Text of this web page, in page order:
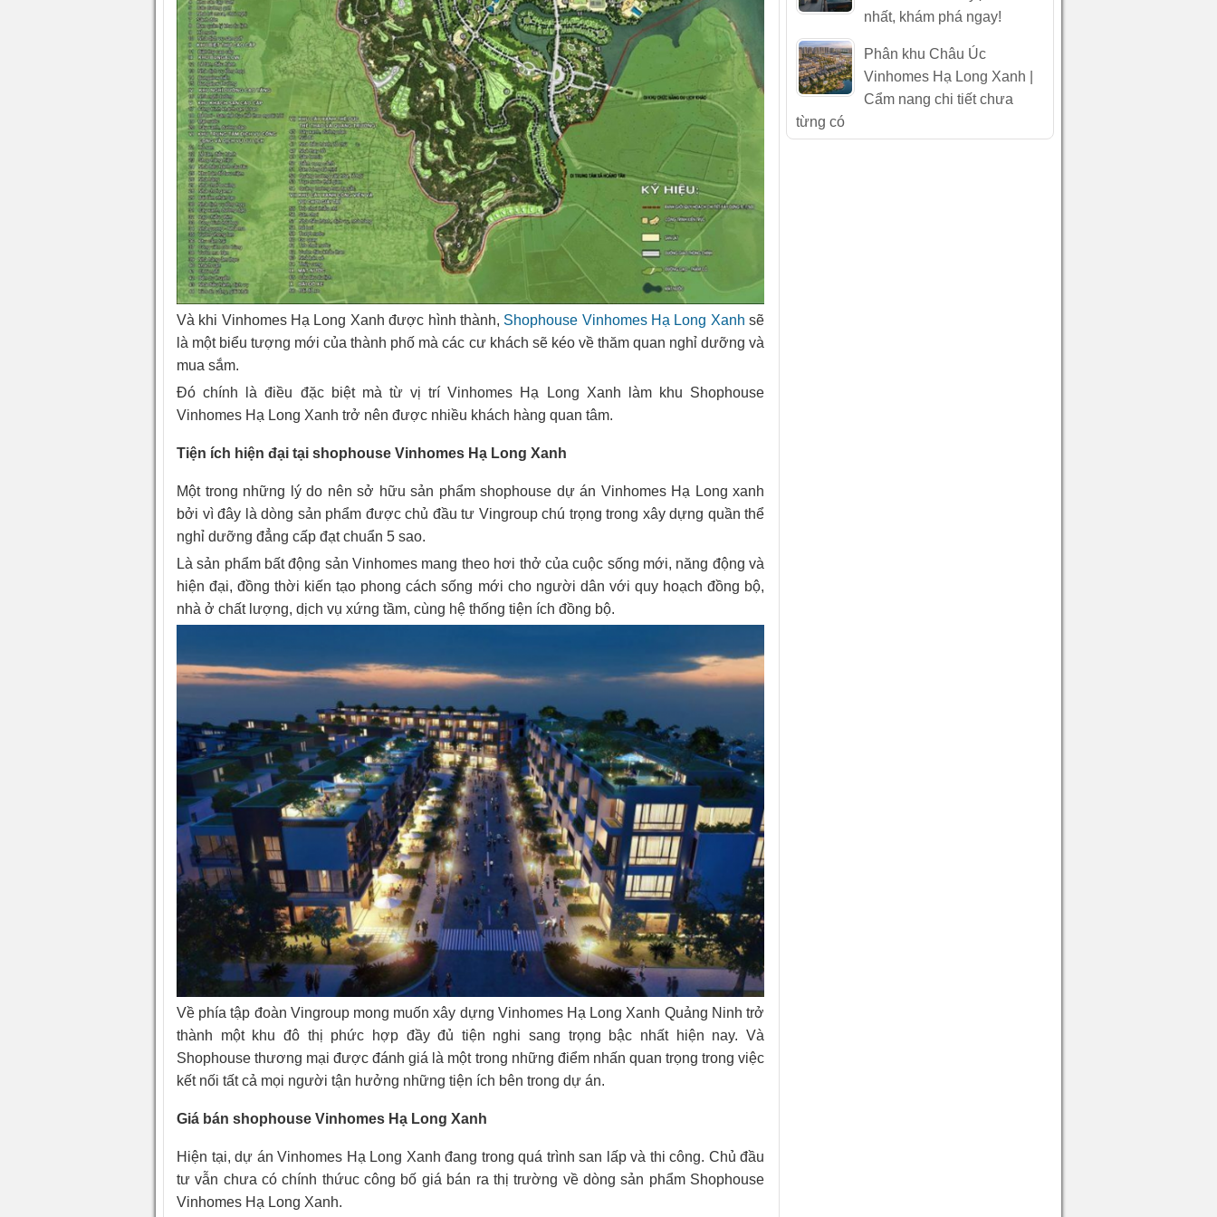
Và khi Vinhomes Hạ Long Xanh được hình thành, Shophouse Vinhomes Hạ Long Xanh sẽ
là một biểu tượng mới của thành phố mà các cư khách sẽ kéo về thăm quan nghỉ dưỡng và
mua sắm.
Đó chính là điều đặc biệt mà từ vị trí Vinhomes Hạ Long Xanh làm khu Shophouse
Vinhomes Hạ Long Xanh trở nên được nhiều khách hàng quan tâm.
Tiện ích hiện đại tại shophouse Vinhomes Hạ Long Xanh
Một trong những lý do nên sở hữu sản phẩm shophouse dự án Vinhomes Hạ Long xanh
bởi vì đây là dòng sản phẩm được chủ đầu tư Vingroup chú trọng trong xây dựng quần thể
nghỉ dưỡng đẳng cấp đạt chuẩn 5 sao.
Là sản phẩm bất động sản Vinhomes mang theo hơi thở của cuộc sống mới, năng động và
hiện đại, đồng thời kiến tạo phong cách sống mới cho người dân với quy hoạch đồng bộ,
nhà ở chất lượng, dịch vụ xứng tầm, cùng hệ thống tiện ích đồng bộ.
Về phía tập đoàn Vingroup mong muốn xây dựng Vinhomes Hạ Long Xanh Quảng Ninh trở
thành một khu đô thị phức hợp đầy đủ tiện nghi sang trọng bậc nhất hiện nay. Và
Shophouse thương mại được đánh giá là một trong những điểm nhấn quan trọng trong việc
kết nối tất cả mọi người tận hưởng những tiện ích bên trong dự án.
Giá bán shophouse Vinhomes Hạ Long Xanh
Hiện tại, dự án Vinhomes Hạ Long Xanh đang trong quá trình san lấp và thi công. Chủ đầu
tư vẫn chưa có chính thứuc công bố giá bán ra thị trường về dòng sản phẩm Shophouse
Vinhomes Hạ Long Xanh.
nhất, khám phá ngay!
Phân khu Châu Úc
Vinhomes Hạ Long Xanh |
Cẩm nang chi tiết chưa
từng có